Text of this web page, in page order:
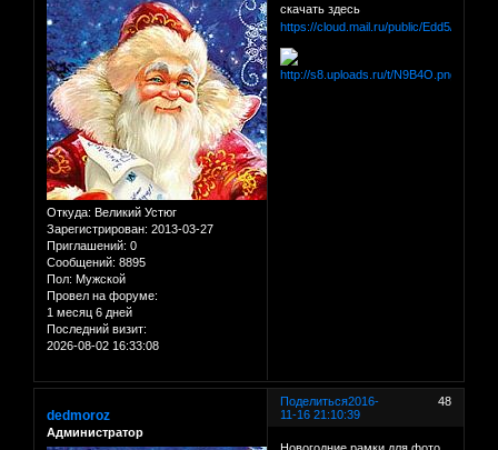
Откуда: Великий Устюг
Зарегистрирован: 2013-03-27
Приглашений: 0
Сообщений: 8895
Пол: Мужской
Провел на форуме:
1 месяц 6 дней
Последний визит:
2026-08-02 16:33:08
скачать здесь
https://cloud.mail.ru/public/Edd5/
Поделиться 48
2016-
11-16 21:10:39
dedmoroz
Администратор